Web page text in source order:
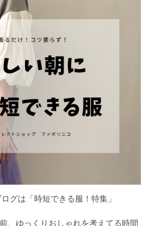
グは「時短できる服！特集」
、ゆっくりおしゃれを考えてる時間